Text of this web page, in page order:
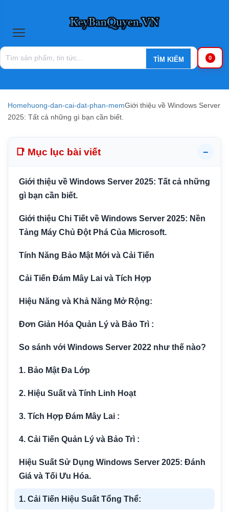
0
Homehuong-dan-cai-dat-phan-memGiới thiệu về Windows Server
2025: Tất cả những gì bạn cần biết.
📑 Mục lục bài viết −
Giới thiệu về Windows Server 2025: Tất cả những
gì bạn cần biết.
Giới thiệu Chi Tiết về Windows Server 2025: Nền
Tảng Máy Chủ Đột Phá Của Microsoft.
Tính Năng Bảo Mật Mới và Cải Tiến
Cải Tiến Đám Mây Lai và Tích Hợp
Hiệu Năng và Khả Năng Mở Rộng:
Đơn Giản Hóa Quản Lý và Bảo Trì :
So sánh với Windows Server 2022 như thế nào?
1. Bảo Mật Đa Lớp
2. Hiệu Suất và Tính Linh Hoạt
3. Tích Hợp Đám Mây Lai :
4. Cải Tiến Quản Lý và Bảo Trì :
Hiệu Suất Sử Dụng Windows Server 2025: Đánh
Giá và Tối Ưu Hóa.
1. Cải Tiến Hiệu Suất Tổng Thể: